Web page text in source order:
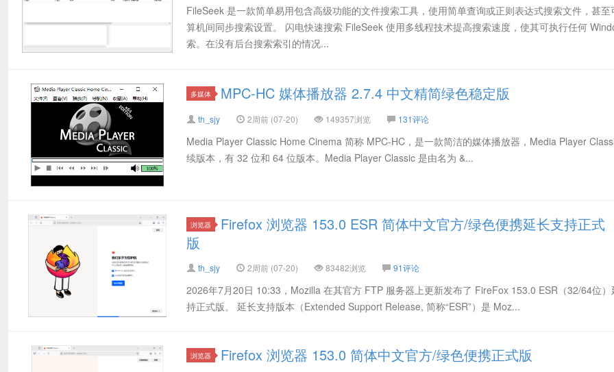
FileSeek 是一款简单易用包含高级功能的文件搜索工具，使用简单查询或正则表达式搜索文件，甚至
算机间同步搜索设置。 闪电快速搜索 FileSeek 使用多线程技术提高搜索速度，使其可执行任何
索。在没有后台搜索索引的情况...
多媒体 MPC-HC 媒体播放器 2.7.4 中文精简绿色稳定版
th_sjy 2周前 (07-20) 149357浏览 131评论
Media Player Classic Home Cinema 简称 MPC-HC，是一款简洁的媒体播放器，Media Player
续版本，有 32 位和 64 位版本。Media Player Classic 是由名为 &...
浏览器
Firefox 浏览器 153.0 ESR 简体中文官方/绿色便携延长支持正式
版
th_sjy 2周前 (07-20) 83482浏览 91评论
2026年7月20日 10:33，Mozilla 在其官方 FTP 服务器上更新发布了 FireFox 153.0 ESR（32/64位）
持正式版。 延长支持版本（Extended Support Release, 简称“ESR”）是 Moz...
浏览器 Firefox 浏览器 153.0 简体中文官方/绿色便携正式版